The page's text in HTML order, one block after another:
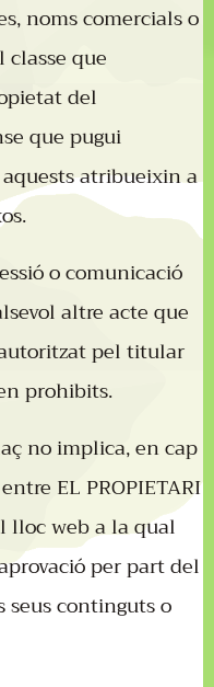
noms comercials o
que
del
que pugui
aquests atribueixin a
o comunicació
altre acte que
pel titular
prohibits.
no implica, en cap
EL PROPIETARI
lloc web a la qual
per part del
seus continguts o